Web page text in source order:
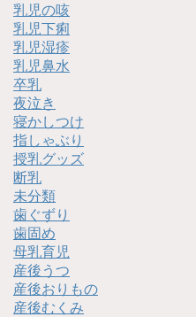
乳児の咳
乳児下痢
乳児湿疹
乳児鼻水
卒乳
夜泣き
寝かしつけ
指しゃぶり
授乳グッズ
断乳
未分類
歯ぐずり
歯固め
母乳育児
産後うつ
産後おりもの
産後むくみ